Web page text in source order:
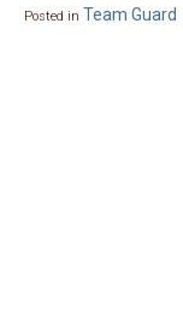
Posted in Team Guard